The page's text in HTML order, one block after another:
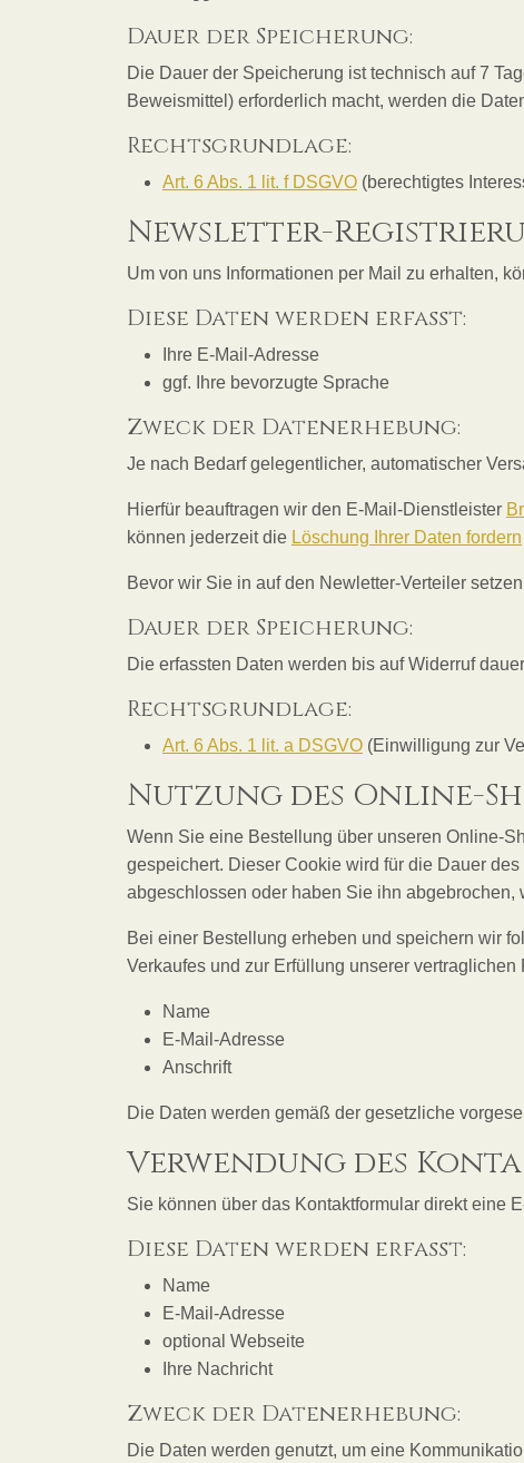
Dauer der Speicherung:
Die Dauer der Speicherung ist technisch auf 7
Beweismittel) erforderlich macht, werden die
Rechtsgrundlage:
Art. 6 Abs. 1 lit. f DSGVO (berechtigtes
Newsletter-
Um von uns Informationen per Mail zu erhalten,
Diese Daten werden erfasst:
Ihre E-Mail-Adresse
ggf. Ihre bevorzugte Sprache
Zweck der Datenerhebung:
Je nach Bedarf gelegentlicher, automatischer
Hierfür beauftragen wir den E-Mail-Dienstleister
können jederzeit die Löschung Ihrer Daten fordern
Bevor wir Sie in auf den Newletter-Verteiler
Dauer der Speicherung:
Die erfassten Daten werden bis auf Widerruf
Rechtsgrundlage:
Art. 6 Abs. 1 lit. a DSGVO (Einwilligung zur
Nutzung des Online-
Wenn Sie eine Bestellung über unseren Online-
gespeichert. Dieser Cookie wird für die Dauer
abgeschlossen oder haben Sie ihn
Bei einer Bestellung erheben und speichern wir
Verkaufes und zur Erfüllung unserer vertraglichen
Name
E-Mail-Adresse
Anschrift
Die Daten werden gemäß der gesetzliche
Verwendung des
Sie können über das Kontaktformular direkt eine
Diese Daten werden erfasst:
Name
E-Mail-Adresse
optional Webseite
Ihre Nachricht
Zweck der Datenerhebung:
Die Daten werden genutzt, um eine